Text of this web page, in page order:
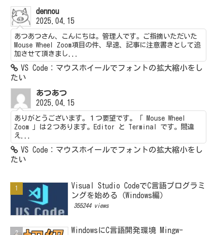
dennou
2025.04.15
あつあつさん、こんにちは。管理人です。ご指摘いただいた
Mouse Wheel Zoom項目の件、早速、記事に注意書きとして追
加させて頂きまし...
VS Code：マウスホイールでフォントの拡大縮小をし
たい
あつあつ
2025.04.15
ありがとうございます。１つ要望です。「 Mouse Wheel
Zoom 」は２つあります。Editor と Terminal です。間違
え...
VS Code：マウスホイールでフォントの拡大縮小をし
たい
Visual Studio CodeでC言語プログラミ
ングを始める（Windows編）
355244 views
WindowsにC言語開発環境 Mingw-